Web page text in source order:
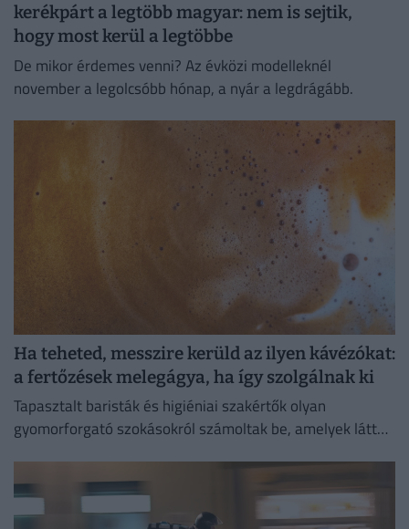
kerékpárt a legtöbb magyar: nem is sejtik,
hogy most kerül a legtöbbe
De mikor érdemes venni? Az évközi modelleknél
november a legolcsóbb hónap, a nyár a legdrágább.
Ha teheted, messzire kerüld az ilyen kávézókat:
a fertőzések melegágya, ha így szolgálnak ki
Tapasztalt baristák és higiéniai szakértők olyan
gyomorforgató szokásokról számoltak be, amelyek láttán